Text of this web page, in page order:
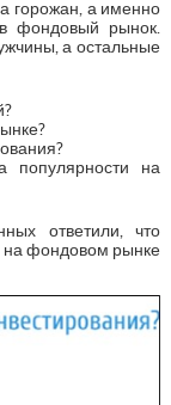
горожан, а именно
фондовый рынок.
а остальные
популярности на
ответили, что
на фондовом рынке